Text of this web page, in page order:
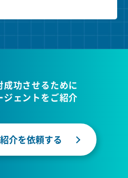
成功させるために
ジェントをご紹介
介を依頼する